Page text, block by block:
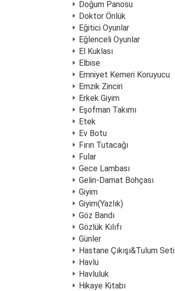
Doğum Panosu
Doktor Önlük
Eğitici Oyunlar
Eğlenceli Oyunlar
El Kuklası
Elbise
Emniyet Kemeri Koruyucu
Emzik Zinciri
Erkek Giyim
Eşofman Takımı
Etek
Ev Botu
Fırın Tutacağı
Fular
Gece Lambası
Gelin-Damat Bohçası
Giyim
Giyim(Yazlık)
Göz Bandı
Gözlük Kılıfı
Günler
Hastane Çıkışı&Tulum Seti
Havlu
Havluluk
Hikaye Kitabı